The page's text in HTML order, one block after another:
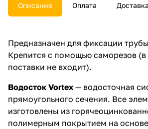
Описание Оплата Доставка
Предназначен для фиксации
Крепится с помощью саморезов (в
поставки не входит).
Водосток Vortex — водосточная
прямоугольного сечения. Все
изготовлены из
полимерным покрытием на